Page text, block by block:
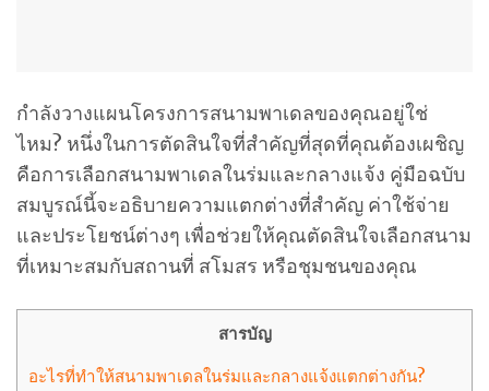
กำลังวางแผนโครงการสนามพาเดลของคุณอยู่ใช่
ไหม? หนึ่งในการตัดสินใจที่สำคัญที่สุดที่คุณต้องเผชิญ
คือการเลือกสนามพาเดลในร่มและกลางแจ้ง คู่มือฉบับ
สมบูรณ์นี้จะอธิบายความแตกต่างที่สำคัญ ค่าใช้จ่าย
และประโยชน์ต่างๆ เพื่อช่วยให้คุณตัดสินใจเลือกสนาม
ที่เหมาะสมกับสถานที่ สโมสร หรือชุมชนของคุณ
สารบัญ
อะไรที่ทำให้สนามพาเดลในร่มและกลางแจ้งแตกต่างกัน?